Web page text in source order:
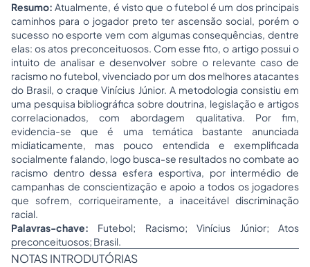
Resumo:Atualmente, é visto que o futebol é um dos principais
caminhos para o jogador preto ter ascensão social, porém o
sucesso no esporte vem com algumas consequências, dentre
elas: os atos preconceituosos. Com esse fito, o artigo possui o
intuito de analisar e desenvolver sobre o relevante caso de
racismo no futebol, vivenciado por um dos melhores atacantes
do Brasil, o craque Vinícius Júnior. A metodologia consistiu em
uma pesquisa bibliográfica sobre doutrina, legislação e artigos
correlacionados, com abordagem qualitativa. Por fim,
evidencia-se que é uma temática bastante anunciada
midiaticamente, mas pouco entendida e exemplificada
socialmente falando, logo busca-se resultados no combate ao
racismo dentro dessa esfera esportiva, por intermédio de
campanhas de conscientização e apoio a todos os jogadores
que sofrem, corriqueiramente, a inaceitável discriminação
racial.
Palavras-chave: Futebol; Racismo; Vinícius Júnior; Atos
preconceituosos; Brasil.
NOTAS INTRODUTÓRIAS